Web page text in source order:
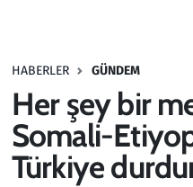
HABERLER GÜNDEM
Her şey bir
Somali-
Türkiye
Haber
Kültür Sanat
Kurumsal Haberler